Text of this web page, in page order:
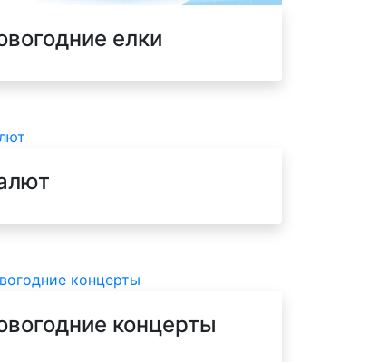
елки
концерты